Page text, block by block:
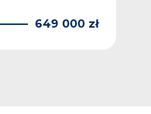
649 000 zł